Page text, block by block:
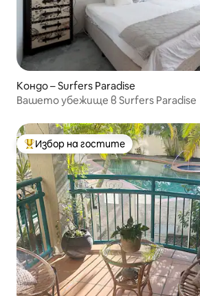
Кондо – Surfers Paradise
Вашето убежище в Surfers Paradise
Най-популярен избор на гостите
Избор на гостите